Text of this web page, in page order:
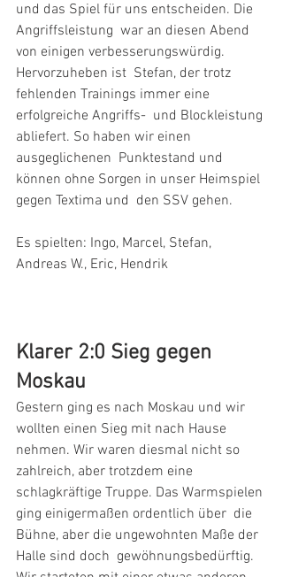
und das Spiel für uns entscheiden. Die
Angriffsleistung  war an diesen Abend
von einigen verbesserungswürdig.
Hervorzuheben ist  Stefan, der trotz
fehlenden Trainings immer eine
erfolgreiche Angriffs-  und Blockleistung
abliefert. So haben wir einen
ausgeglichenen  Punktestand und
können ohne Sorgen in unser Heimspiel
gegen Textima und  den SSV gehen.
Es spielten: Ingo, Marcel, Stefan,
Andreas W., Eric, Hendrik
Klarer 2:0 Sieg gegen
Moskau
Gestern ging es nach Moskau und wir
wollten einen Sieg mit nach Hause
nehmen. Wir waren diesmal nicht so
zahlreich, aber trotzdem eine
schlagkräftige Truppe. Das Warmspielen
ging einigermaßen ordentlich über  die
Bühne, aber die ungewohnten Maße der
Halle sind doch  gewöhnungsbedürftig.